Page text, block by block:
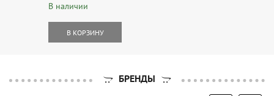
В наличии
В КОРЗИНУ
БРЕНДЫ